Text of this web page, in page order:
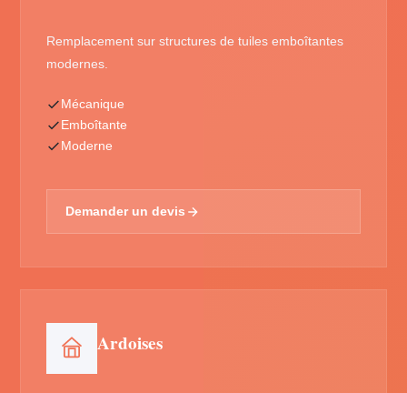
Remplacement sur structures de tuiles emboîtantes
modernes.
Mécanique
Emboîtante
Moderne
Demander un devis
Ardoises